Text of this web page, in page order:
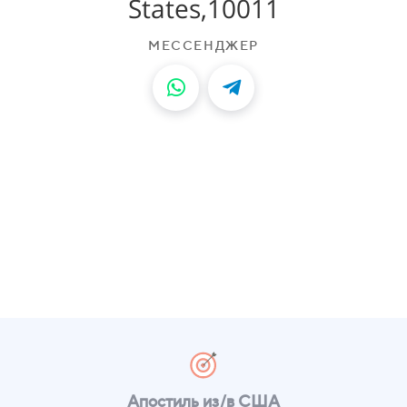
States,10011
МЕССЕНДЖЕР
United States, 07310
МЕССЕНДЖЕР
United States, 19103
МЕССЕНДЖЕР
МЕССЕНДЖЕР
United States, 94111
МЕССЕНДЖЕР
Апостиль из/в США